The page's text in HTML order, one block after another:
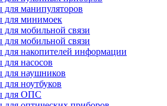
для манипуляторов
для минимоек
для мобильной связи
для мобильной связи
для накопителей информации
для насосов
для наушников
для ноутбуков
для ОПС